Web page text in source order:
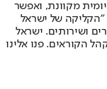
מקוונת, ואפשר
"הקליקה של ישראל
ושירותים. ישראל
הקוראים. פנו אלינו